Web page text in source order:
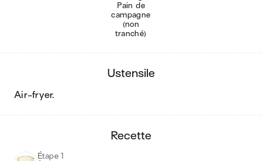
Pain de
campagne
(non
tranché)
ustensile
air-fryer.
recette
Étape 1